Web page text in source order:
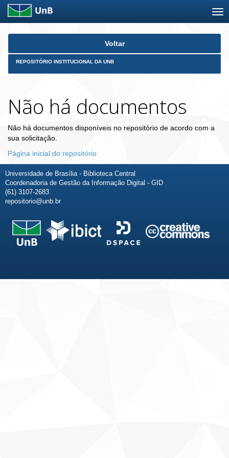
Skip
Voltar
REPOSITÓRIO INSTITUCIONAL DA UNB
Não há documentos
Não há documentos disponíveis no repositório de acordo com a
sua solicitação.
Página inicial do repositório
Universidade de Brasília - Biblioteca Central
Coordenadoria de Gestão da Informação Digital - GID
(61) 3107-2683
repositorio@unb.br